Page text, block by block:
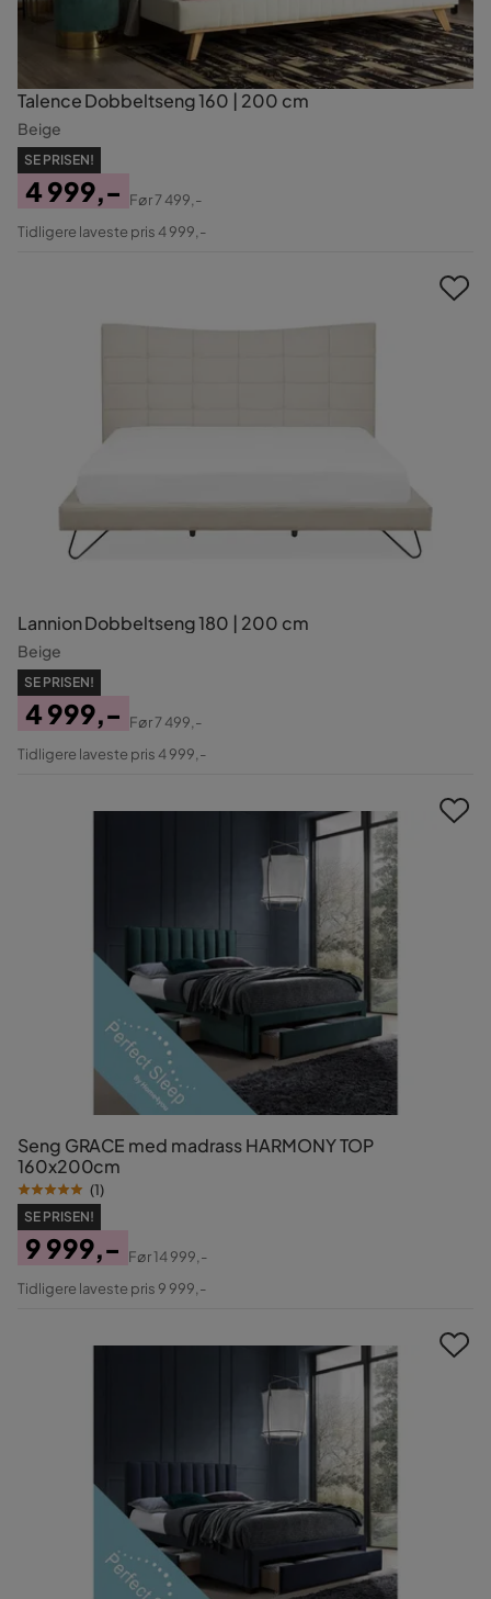
Talence Dobbeltseng 160 | 200 cm
Beige
SE PRISEN!
Pris
4 999,-
Original
Før7 499,-
Tidligere laveste pris 4 999,-
Lannion Dobbeltseng 180 | 200 cm
Beige
SE PRISEN!
Pris
4 999,-
Original
Før7 499,-
Tidligere laveste pris 4 999,-
Seng GRACE med madrass HARMONY TOP
160x200cm
(1)
SE PRISEN!
Pris
9 999,-
Original
Før14 999,-
Tidligere laveste pris 9 999,-